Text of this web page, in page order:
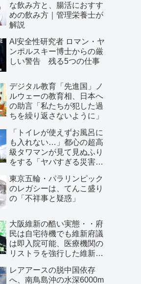
な飲み方と、腸活におすす
めの飲み方｜管理栄養士が
解説
AI安全性研究者 ロマン・ヤ
ンポルスキー博士からの厳
しい警告 残る5つの仕事
デジタル教育「先進国」ノ
ルウェーの教育相、日本へ
の助言「私たちが犯した過
ちを繰り返さないように」
「トイレが使えずお風呂に
も入れない…」都心の超高
級タワマンが見て見ぬふり
をする「ヤバすぎる災害リ
東京五輪・パラリンピック
のレガシーは、てんこ盛り
の「不祥事と疑惑」
大阪維新の酷い実態・・府
民は自宅待機でも維新府議
は即入院可能、医療機関の
リストラを強行した維新、
開催…
レアアースの脱中国依存
へ、南鳥島沖の水深6000m